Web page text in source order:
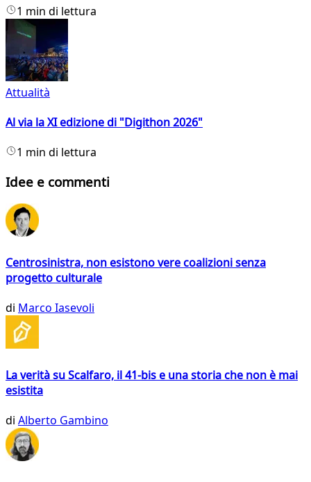
1 min di lettura
Attualità
Al via la XI edizione di "Digithon 2026"
1 min di lettura
Idee e commenti
Centrosinistra, non esistono vere coalizioni senza
progetto culturale
di Marco Iasevoli
La verità su Scalfaro, il 41-bis e una storia che non è mai
esistita
di Alberto Gambino